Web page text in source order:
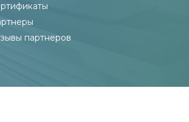
партнеров